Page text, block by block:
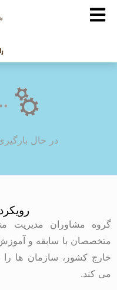
در حال
گروه مشاوران مدیریت
متخصصان با سابقه و
خارج کشور، سازمان ها را
می کند.